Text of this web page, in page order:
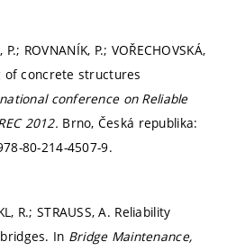
ROVNANÍK, P.; VOŘECHOVSKÁ,
of concrete structures
conference on Reliable
2012. Brno, Česká republika:
80-214-4507-9.
R.; STRAUSS, A. Reliability
In Bridge Maintenance,